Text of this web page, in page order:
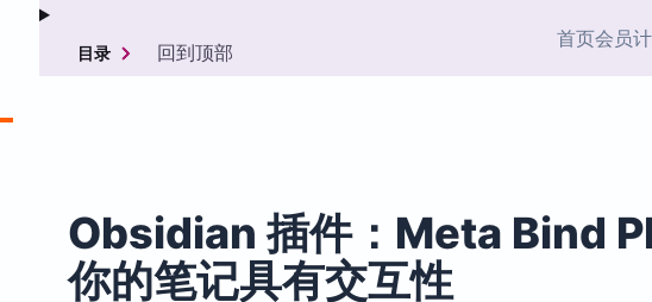
首页会员
协
目录 回到顶部
Obsidian 插件：Meta Bind
你的笔记具有交互性